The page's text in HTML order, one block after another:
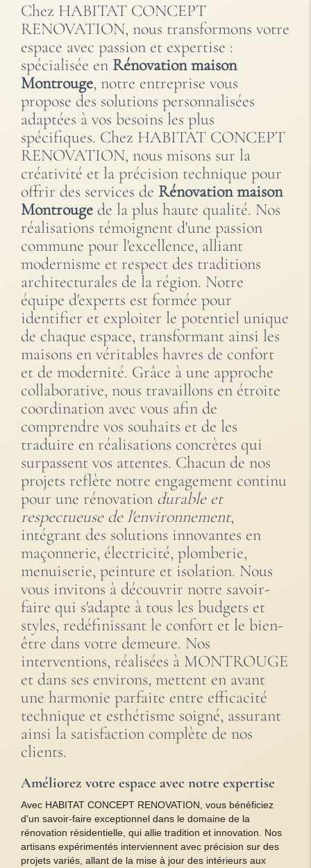
Chez HABITAT CONCEPT
RENOVATION, nous transformons votre
espace avec passion et expertise :
spécialisée en Rénovation maison
Montrouge, notre entreprise vous
propose des solutions personnalisées
adaptées à vos besoins les plus
spécifiques. Chez HABITAT CONCEPT
RENOVATION, nous misons sur la
créativité et la précision technique pour
offrir des services de Rénovation maison
Montrouge de la plus haute qualité. Nos
réalisations témoignent d'une passion
commune pour l'excellence, alliant
modernisme et respect des traditions
architecturales de la région. Notre
équipe d'experts est formée pour
identifier et exploiter le potentiel unique
de chaque espace, transformant ainsi les
maisons en véritables havres de confort
et de modernité. Grâce à une approche
collaborative, nous travaillons en étroite
coordination avec vous afin de
comprendre vos souhaits et de les
traduire en réalisations concrètes qui
surpassent vos attentes. Chacun de nos
projets reflète notre engagement continu
pour une rénovation durable et
respectueuse de l'environnement,
intégrant des solutions innovantes en
maçonnerie, électricité, plomberie,
menuiserie, peinture et isolation. Nous
vous invitons à découvrir notre savoir-
faire qui s'adapte à tous les budgets et
styles, redéfinissant le confort et le bien-
être dans votre demeure. Nos
interventions, réalisées à MONTROUGE
et dans ses environs, mettent en avant
une harmonie parfaite entre efficacité
technique et esthétisme soigné, assurant
ainsi la satisfaction complète de nos
clients.
Améliorez votre espace avec notre expertise
Avec HABITAT CONCEPT RENOVATION, vous bénéficiez
d'un savoir-faire exceptionnel dans le domaine de la
rénovation résidentielle, qui allie tradition et innovation. Nos
artisans expérimentés interviennent avec précision sur des
projets variés, allant de la mise à jour des intérieurs aux